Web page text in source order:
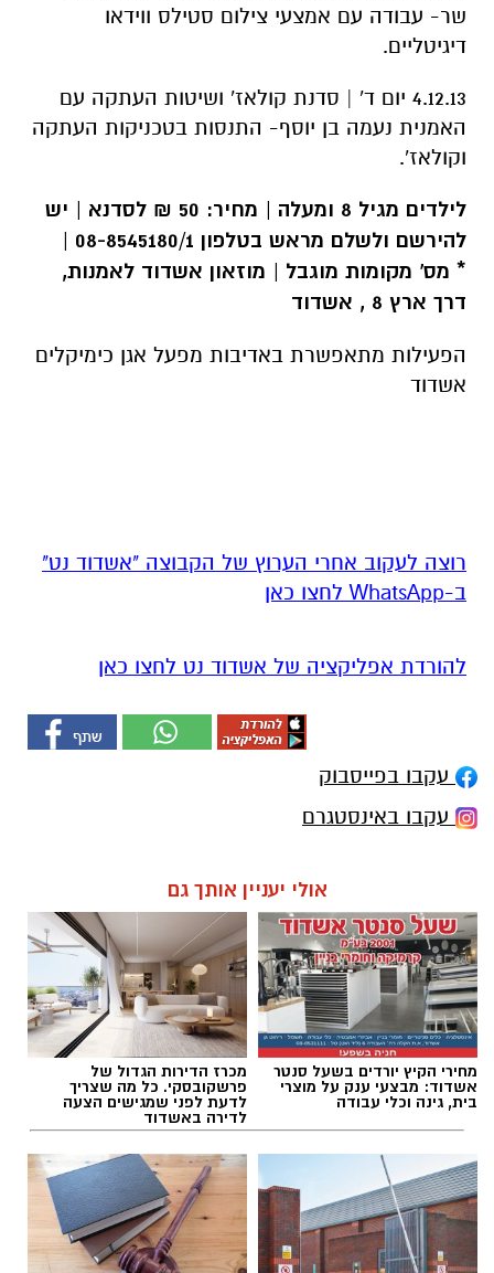
שר- עבודה עם אמצעי צילום סטילס ווידאו
דיגיטליים.
4.12.13 יום ד' | סדנת קולאז' ושיטות העתקה עם
האמנית נעמה בן יוסף- התנסות בטכניקות העתקה
וקולאז'.
לילדים מגיל 8 ומעלה | מחיר: 50 ₪ לסדנא | יש
להירשם ולשלם מראש בטלפון 08-8545180/1
|
* מס' מקומות מוגבל | מוזאון אשדוד לאמנות,
דרך ארץ 8 , אשדוד
הפעילות מתאפשרת באדיבות מפעל אגן כימיקלים
אשדוד
רוצה לעקוב אחרי הערוץ של הקבוצה "אשדוד נט"
ב-WhatsApp לחצו כאן
להורדת אפליקציה של אשדוד נט לחצו כאן
עקבו בפייסבוק
עקבו באינסטגרם
אולי יעניין אותך גם
מחירי הקיץ יורדים בשעל סנטר
אשדוד: מבצעי ענק על מוצרי
בית, גינה וכלי עבודה
מכרז הדירות הגדול של
פרשקובסקי. כל מה שצריך
לדעת לפני שמגישים הצעה
לדירה באשדוד